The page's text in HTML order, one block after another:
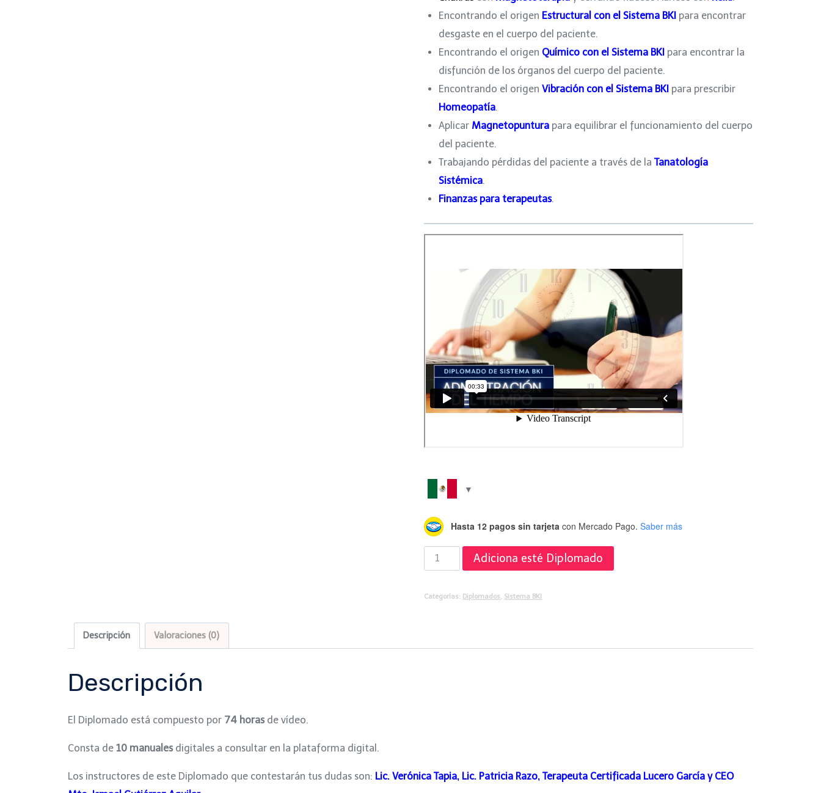
Encontrando el origen Estructural con el Sistema BKI para encontrar
desgaste en el cuerpo del paciente.
Encontrando el origen Químico con el Sistema BKI para encontrar la
disfunción de los órganos del cuerpo del paciente.
Encontrando el origenVibración con el Sistema BKI para prescribir
Homeopatía.
Aplicar Magnetopuntura para equilibrar el funcionamiento del cuerpo
del paciente.
Trabajando pérdidas del paciente a través de laTanatología
Sistémica.
Finanzas para terapeutas.
Hasta 12 pagos sin tarjeta con Mercado Pago. Saber más
Diplomado
del
Sistema
Adiciona esté Diplomado
Categorías: Diplomados Sistema BKI
Descripción Valoraciones (0)
Descripción
El Diplomado está compuesto por 74 horas de vídeo.
Consta de 10 manuales digitales a consultar en la plataforma digital.
Los instructores de este Diplomado que contestarán tus dudas son: Lic. Verónica Tapia, Lic. Patricia Razo, Terapeuta Certificada Lucero García y CEO